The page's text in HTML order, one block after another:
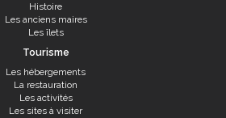
Histoire
Les anciens maires
Les îlets
Tourisme
Les hébergements
La restauration
Les activités
Les sites à visiter